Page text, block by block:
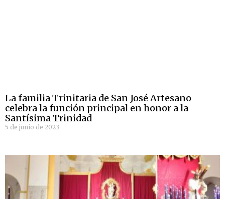
La familia Trinitaria de San José Artesano
celebra la función principal en honor a la
Santísima Trinidad
5 de junio de 2023